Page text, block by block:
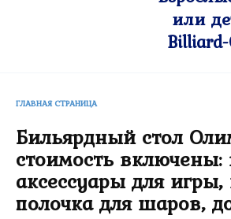
или
ГЛАВНАЯ СТРАНИЦА
Бильярдный стол
стоимость включены:
аксессуары для
полочка для шаров,